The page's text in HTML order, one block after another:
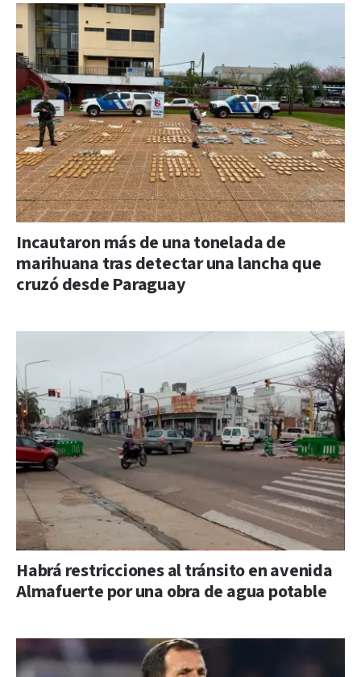
Incautaron más de una tonelada de
marihuana tras detectar una lancha que
cruzó desde Paraguay
Habrá restricciones al tránsito en avenida
Almafuerte por una obra de agua potable